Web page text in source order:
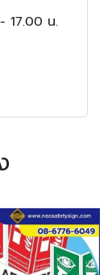
17.00 น.